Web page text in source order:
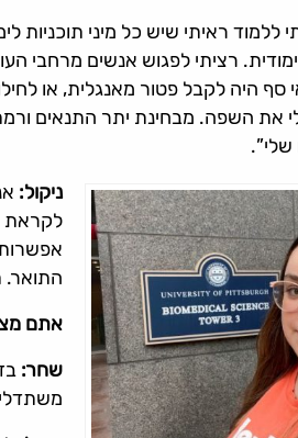
ראיתי שיש כל מיני תוכניות
רציתי לפגוש אנשים מרחבי
היה לקבל פטור מאנגלית, או
השפה. מבחינת יתר התנאים ורמת
ניקול:
לקראת
התואר.
אתם
שחר: